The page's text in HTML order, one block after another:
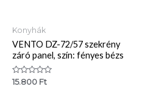
Konyhák
VENTO DZ-72/57 szekrény
záró panel, szín: fényes bézs
Értékelés:
15.800 Ft